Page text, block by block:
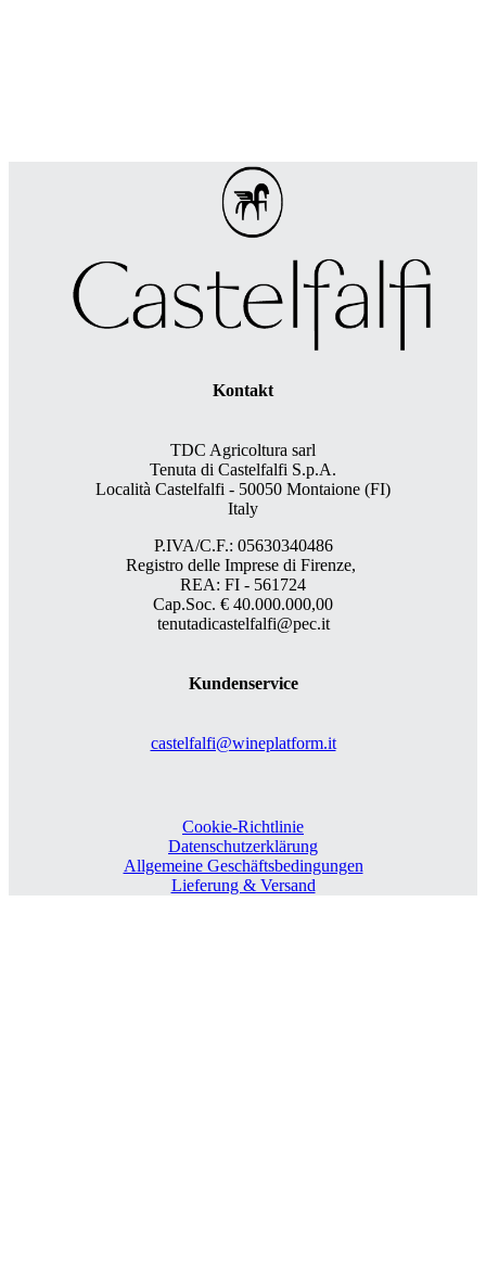
Kontakt
TDC Agricoltura sarl
Tenuta di Castelfalfi S.p.A.
Località Castelfalfi - 50050 Montaione (FI)
Italy
P.IVA/C.F.: 05630340486
Registro delle Imprese di Firenze,
REA: FI - 561724
Cap.Soc. € 40.000.000,00
tenutadicastelfalfi@pec.it
Kundenservice
castelfalfi@wineplatform.it
Cookie-Richtlinie
Datenschutzerklärung
Allgemeine Geschäftsbedingungen
Lieferung & Versand